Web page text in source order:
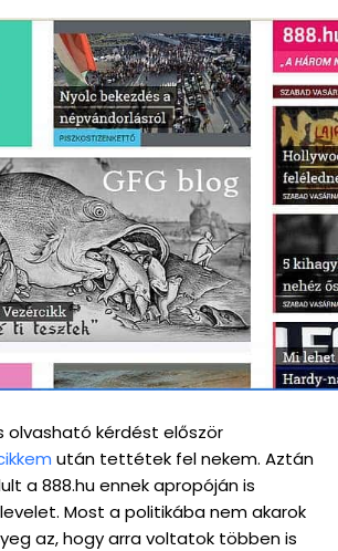
olvasható kérdést először
után tettétek fel nekem. Aztán
a 888.hu ennek apropóján is
Most a politikába nem akarok
az, hogy arra voltatok többen is